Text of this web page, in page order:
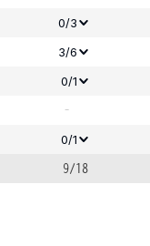
0/3
3/6
0/1
-
0/1
9/18